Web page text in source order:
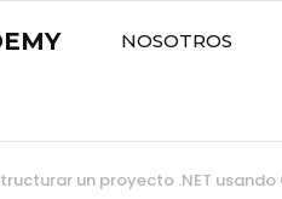
NOSOTROS
un proyecto .NET